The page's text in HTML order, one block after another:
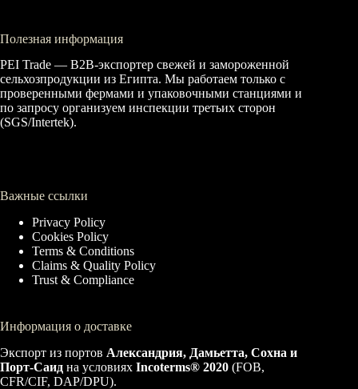
Полезная информация
PEI Trade — B2B-экспортер свежей и замороженной
сельхозпродукции из Египта. Мы работаем только с
проверенными фермами и упаковочными станциями и
по запросу организуем инспекции третьих сторон
(SGS/Intertek).
Важные ссылки
Privacy Policy
Cookies Policy
Terms & Conditions
Claims & Quality Policy
Trust & Compliance
Информация о доставке
Экспорт из портов Александрия, Дамьетта, Сохна и
Порт-Саид на условиях Incoterms® 2020 (FOB,
CFR/CIF, DAP/DPU).